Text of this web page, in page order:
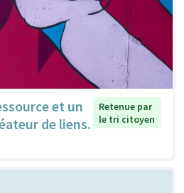
et un
de liens.
Retenue par
le tri citoyen